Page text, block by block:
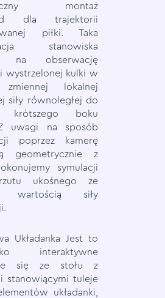
montaż
dla trajektorii
piłki. Taka
stanowiska
na obserwację
wystrzelonej kulki w
zmiennej lokalnej
siły równoległej do
krótszego boku
uwagi na sposób
poprzez kamerę
geometrycznie z
symulacji
ukośnego ze
wartością siły
Układanka Jest to
interaktywne
się ze stołu z
stanowiącymi tuleje
układanki,